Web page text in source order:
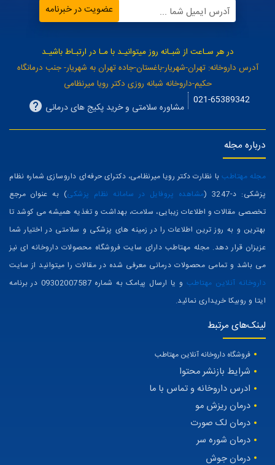
آدرس ایمیل شما ... عضویت در خبرنامه
در هر سـاعت از شبـانه روز میتوانیـد با مـا در ارتبـاط باشیـد
آدرس داروخانه: تهران-شهریار-باغستان-جاده تهران به شهریار- جنب درمانگاه
حکیم-داروخانه شبانه روزی دکتر رویا میرنظامی
021-65389342
مشاوره سلامتی و خرید پکیج های درمانی
درباره مجله
مجله مهتاطببا نظارت دکتر رویا میرنظامی، دکترای حرفه‌ای داروسازی شماره نظام
پزشکی: د-3247 (
مشاهده پروفایل در سامانه نظام پزشکی) به عنوان مرجع
تخصصی مقالات و اطلاعات زیبایی، سلامت، بهداشت و تغذیه همیشه می کوشد تا
بهترین و به روز ترین اطلاعات را در زمینه های پزشکی و سلامتی در اختیار شما
عزیزان قرار دهد. مجله مهتاطب دارای سایت فروشگاه محصولات داروخانه ای نیز
می باشد و تمامی محصولات درمانی معرفی شده در مقالات را میتوانید از سایت
داروخانه آنلاین مهتاطب
و یا ارسال پیامک به شماره 09302007587 در برنامه
ایتا و روبیکا خریداری نمائید.
لینک‌های مرتبط
فروشگاه داروخانه آنلاین مهتاطب
شرایط بازنشر محتوا
ادرس داروخانه و تماس با ما
درمان ریزش مو
درمان لک صورت
درمان شوره سر
درمان جوش